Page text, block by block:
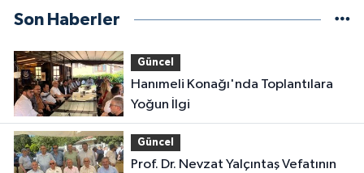
Son Haberler
Güncel
Hanımeli Konağı'nda Toplantılara
Yoğun İlgi
Güncel
Prof. Dr. Nevzat Yalçıntaş Vefatının